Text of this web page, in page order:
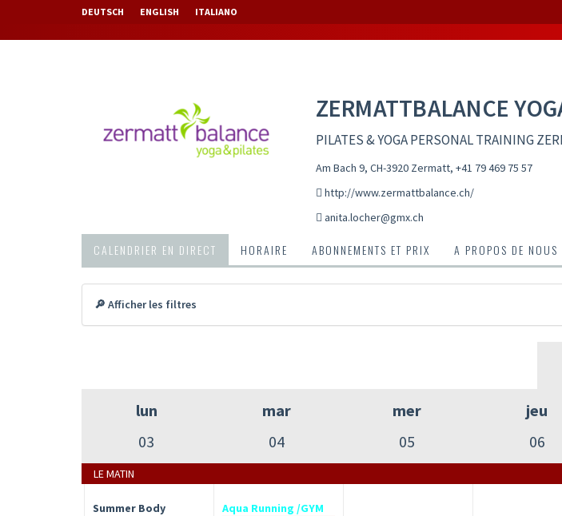
DEUTSCH ENGLISH ITALIANO
ZERMATTBALANCE
PILATES & YOGA PERSONAL TRAINING
Am Bach 9, CH-3920 Zermatt, +41 79 469 75 57
http://www.zermattbalance.ch/
anita.locher@gmx.ch
CALENDRIER EN DIRECT HORAIRE ABONNEMENTS ET PRIX A PROPOS DE NOUS
🔎 Afficher les filtres
lun
03
mar
04
mer
05
jeu
06
LE MATIN
Summer Body
Aqua Running /GYM